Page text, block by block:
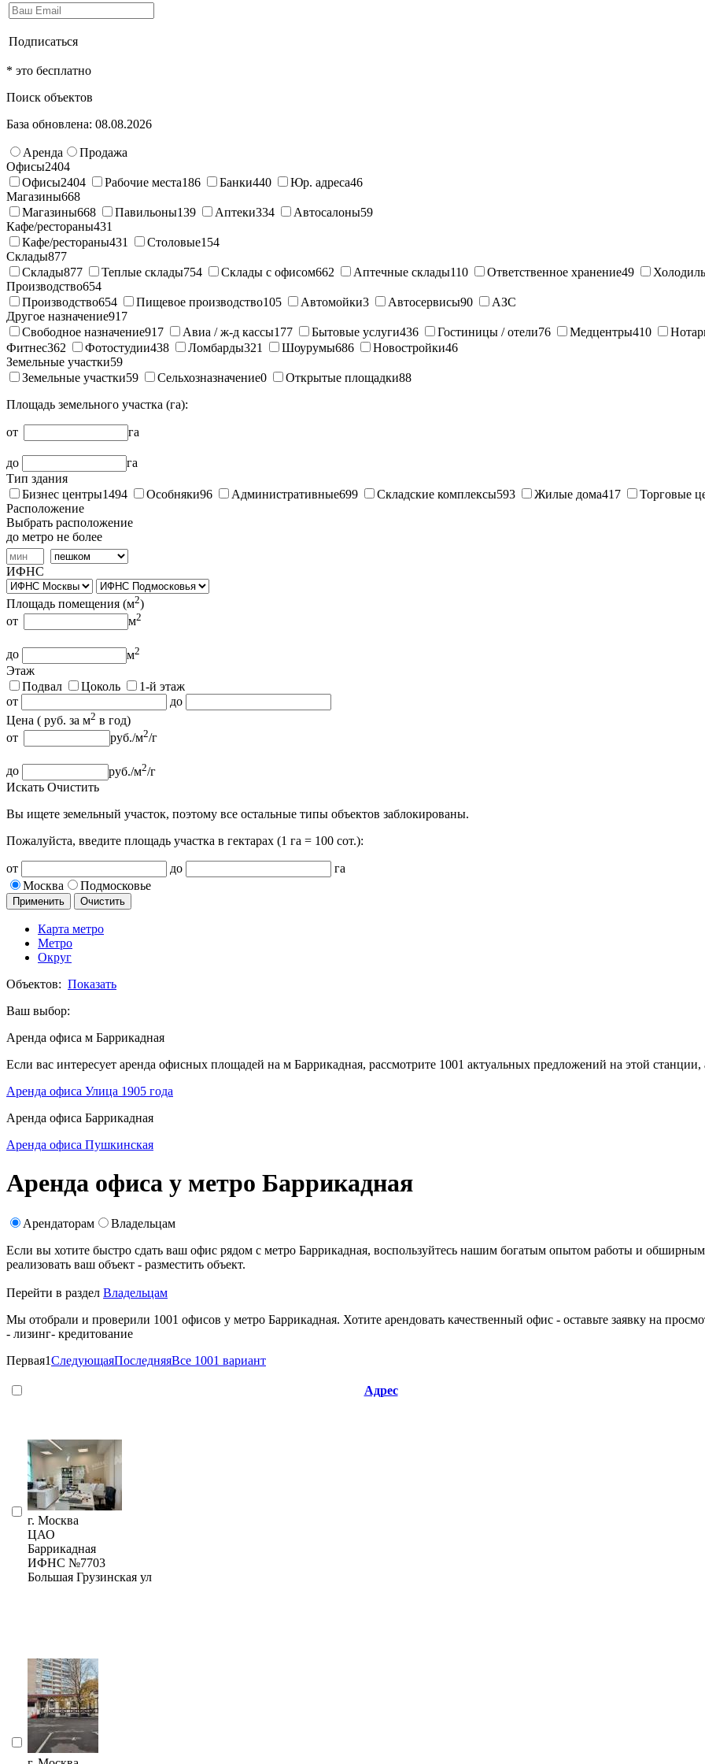
Подписаться
* это бесплатно
Поиск объектов
База обновлена: 08.08.2026
Аренда
Продажа
Офисы2404
Офисы2404 Рабочие места186 Банки440 Юр. адреса46
Магазины668
Магазины668 Павильоны139 Аптеки334 Автосалоны59
Кафе/рестораны431
Кафе/рестораны431 Столовые154
Склады877
Склады877 Теплые склады754 Склады с офисом662 Аптечные склады110 Ответственное хранение49
Производство654
Производство654 Пищевое производство105 Автомойки3 Автосервисы90
АЗС
Другое назначение917
Свободное назначение917 Авиа / ж-д кассы177 Бытовые услуги436 Гостиницы / отели76 Медцентры410
Фитнес362 Фотостудии438 Ломбарды321 Шоурумы686 Новостройки46
Земельные участки59
Земельные участки59 Сельхозназначение0 Открытые площадки88
Площадь земельного участка (га):
от га
до
га
Тип здания
Бизнес центры1494 Особняки96 Административные699 Складские комплексы593 Жилые дома417 Торговые
Расположение
Выбрать расположение
до метро не более
ИФНС
Площадь помещения (м2)
от
м2
до м2
Этаж
Подвал
Цоколь
1-й этаж
от
до
Цена ( руб. за м2 в год)
от
руб./м2/г
до руб./м2/г
Искать Очистить
Вы ищете земельный участок, поэтому все остальные типы объектов заблокированы.
Пожалуйста, введите площадь участка в гектарах (1 га = 100 сот.):
от до
га
Москва
Подмосковье
Применить Очистить
Карта метро
Метро
Округ
Объектов: Показать
Ваш выбор:
Аренда офиса м Баррикадная
Если вас интересует аренда офисных площадей на м Баррикадная, рассмотрите 1001 актуальных предложений на этой
Аренда офиса Улица 1905 года
Аренда офиса Баррикадная
Аренда офиса Пушкинская
Аренда офиса у метро Баррикадная
Арендаторам
Владельцам
Если вы хотите быстро сдать ваш офис рядом с метро Баррикадная, воспользуйтесь нашим богатым опытом работы и
реализовать ваш объект - разместить объект.
Перейти в раздел Владельцам
Мы отобрали и проверили 1001 офисов у метро Баррикадная. Хотите арендовать качественный офис - оставьте заявку на
- лизинг- кредитование
Первая1СледующаяПоследняяВсе 1001 вариант
Адрес
г. Москва
ЦАО
Баррикадная
ИФНС №7703
Большая Грузинская ул